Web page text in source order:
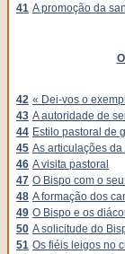
41 A promoção da
42 « Dei-vos o
43 A autoridade de
44 Estilo pastoral de
45 As articulações
46 A visita pastoral
47 O Bispo com o
48 A formação dos
49 O Bispo e os
50 A solicitude do
51 Os fiéis leigos no